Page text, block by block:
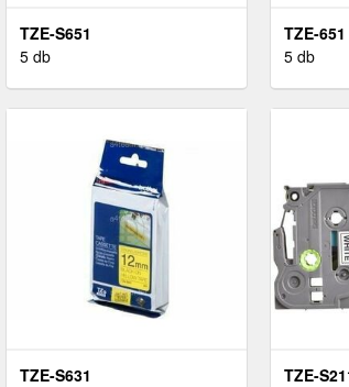
TZE-S651
5 db
TZE-651
5 db
TZE-S631 TZE-